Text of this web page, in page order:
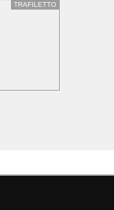
TRAFILETTO